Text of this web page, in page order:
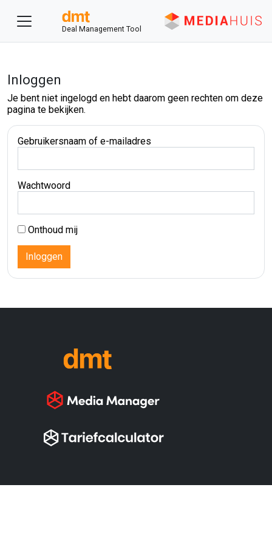
Deal Management Tool
Inloggen
Je bent niet ingelogd en hebt daarom geen rechten om deze
pagina te bekijken.
Gebruikersnaam of e-mailadres
Wachtwoord
Onthoud mij